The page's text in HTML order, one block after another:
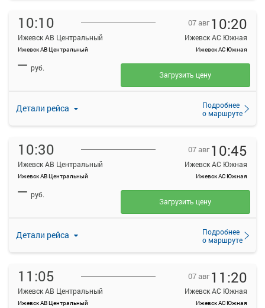
10:10
Ижевск АВ Центральный
Ижевск АВ Центральный
07 авг 10:20
Ижевск АС Южная
Ижевск АС Южная
Детали рейса
Подробнее
о маршруте
— руб.
Загрузить цену
10:30
Ижевск АВ Центральный
Ижевск АВ Центральный
07 авг 10:45
Ижевск АС Южная
Ижевск АС Южная
Детали рейса
Подробнее
о маршруте
— руб.
Загрузить цену
11:05
Ижевск АВ Центральный
Ижевск АВ Центральный
07 авг 11:20
Ижевск АС Южная
Ижевск АС Южная